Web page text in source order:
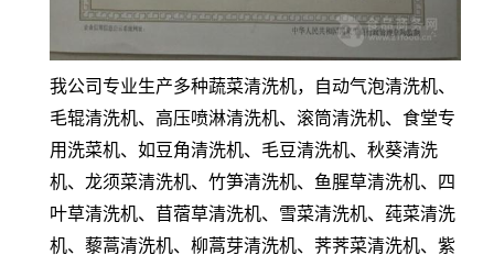
我公司专业生产多种蔬菜清洗机，自动气泡清洗机、
毛辊清洗机、高压喷淋清洗机、滚筒清洗机、食堂专
用洗菜机、如豆角清洗机、毛豆清洗机、秋葵清洗
机、龙须菜清洗机、竹笋清洗机、鱼腥草清洗机、四
叶草清洗机、苜蓿草清洗机、雪菜清洗机、莼菜清洗
机、藜蒿清洗机、柳蒿芽清洗机、荠荠菜清洗机、紫